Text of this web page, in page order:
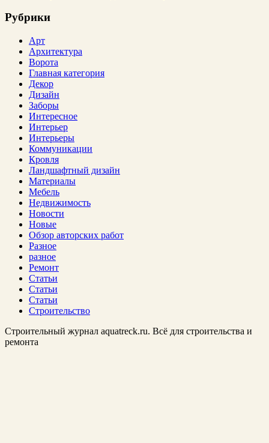
Рубрики
Арт
Архитектура
Ворота
Главная категория
Декор
Дизайн
Заборы
Интересное
Интерьер
Интерьеры
Коммуникации
Кровля
Ландшафтный дизайн
Материалы
Мебель
Недвижимость
Новости
Новые
Обзор авторских работ
Разное
разное
Ремонт
Статьи
Статьи
Статьи
Строительство
Строительный журнал aquatreck.ru. Всё для строительства и
ремонта